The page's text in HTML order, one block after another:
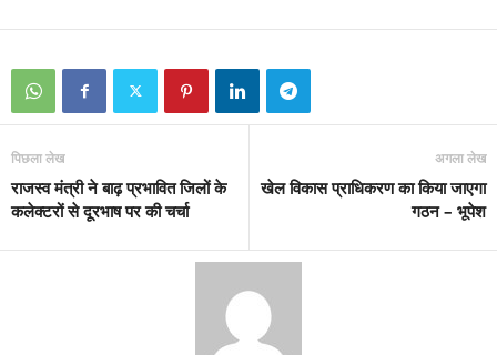
पिछला लेख
राजस्व मंत्री ने बाढ़ प्रभावित जिलों के
कलेक्टरों से दूरभाष पर की चर्चा
अगला लेख
खेल विकास प्राधिकरण का किया जाएगा
गठन – भूपेश